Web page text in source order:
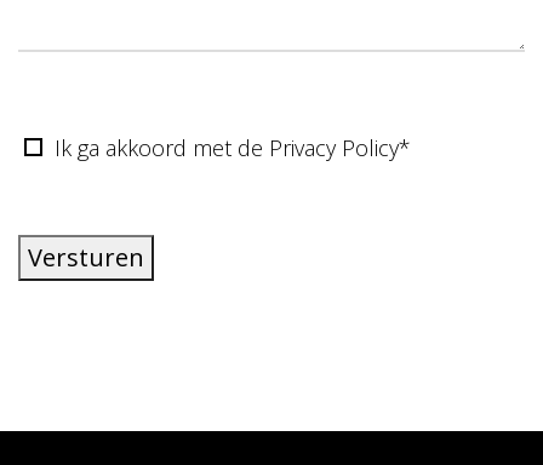
Ik ga akkoord met de Privacy Policy*
Versturen